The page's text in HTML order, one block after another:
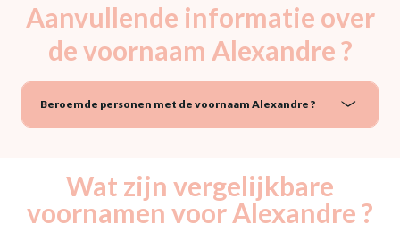
Aanvullende informatie over
de voornaam Alexandre ?
Beroemde personen met de voornaam Alexandre ?
Wat zijn vergelijkbare
voornamen voor Alexandre ?